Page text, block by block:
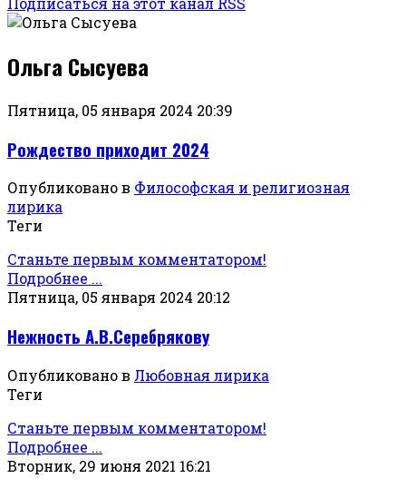
Ольга Сысуева
Пятница, 05 января 2024 20:39
Рождество приходит 2024
Опубликовано в Философская и религиозная
лирика
Теги
Станьте первым комментатором!
Подробнее ...
Пятница, 05 января 2024 20:12
Нежность А.В.Серебрякову
Опубликовано в Любовная лирика
Теги
Станьте первым комментатором!
Подробнее ...
Вторник, 29 июня 2021 16:21